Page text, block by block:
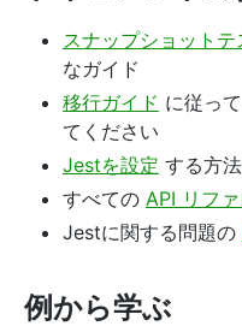
スナップショットテ
なガイド
移行ガイド に従っ
てください
Jestを設定 する方
すべての API リフ
Jestに関する問題の
例から学ぶ